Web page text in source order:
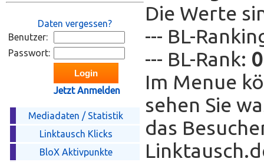
Daten vergessen?
Benutzer:
Passwort:
Jetzt Anmelden
Mediadaten / Statistik
Linktausch Klicks
BloX Aktivpunkte
Die Werte
--- BL-
--- BL-Rank: 0
Im Menue
sehen Sie
das